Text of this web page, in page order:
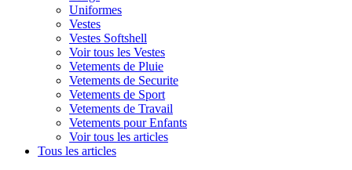
Uniformes
Vestes
Vestes Softshell
Voir tous les Vestes
Vetements de Pluie
Vetements de Securite
Vetements de Sport
Vetements de Travail
Vetements pour Enfants
Voir tous les articles
Tous les articles